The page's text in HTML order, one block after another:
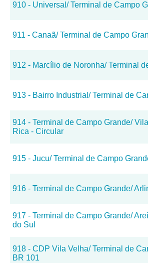
910 - Universal/ Terminal de Campo
911 - Canaã/ Terminal de Campo
912 - Marcílio de Noronha/ Terminal
913 - Bairro Industrial/ Terminal de
914 - Terminal de Campo Grande/
Rica - Circular
915 - Jucu/ Terminal de Campo
916 - Terminal de Campo Grande/
917 - Terminal de Campo Grande/
do Sul
918 - CDP Vila Velha/ Terminal de
BR 101